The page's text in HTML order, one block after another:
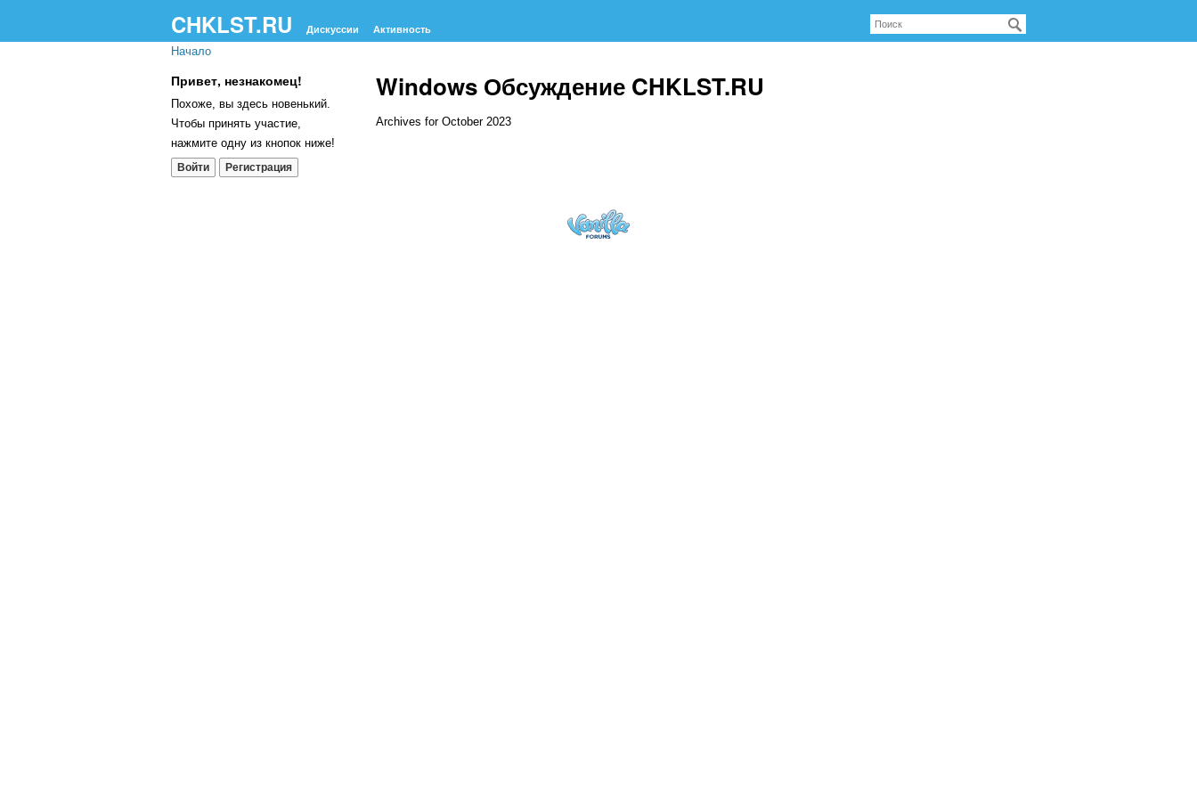
CHKLST.RU Дискуссии Активность
Начало
Привет, незнакомец!
Похоже, вы здесь новенький.
Чтобы принять участие,
нажмите одну из кнопок ниже!
Войти Регистрация
Windows Обсуждение CHKLST.RU
Archives for October 2023